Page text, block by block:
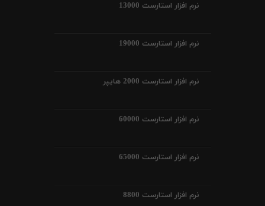
نرم افزار استارست 13000
نرم افزار استارست 19000
نرم افزار استارست 2000 هایپر
نرم افزار استارست 60000
نرم افزار استارست 65000
نرم افزار استارست 8800